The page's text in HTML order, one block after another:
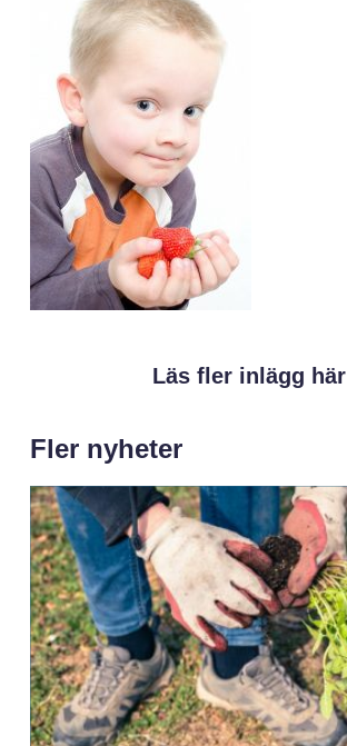
Läs fler inlägg här
Fler nyheter